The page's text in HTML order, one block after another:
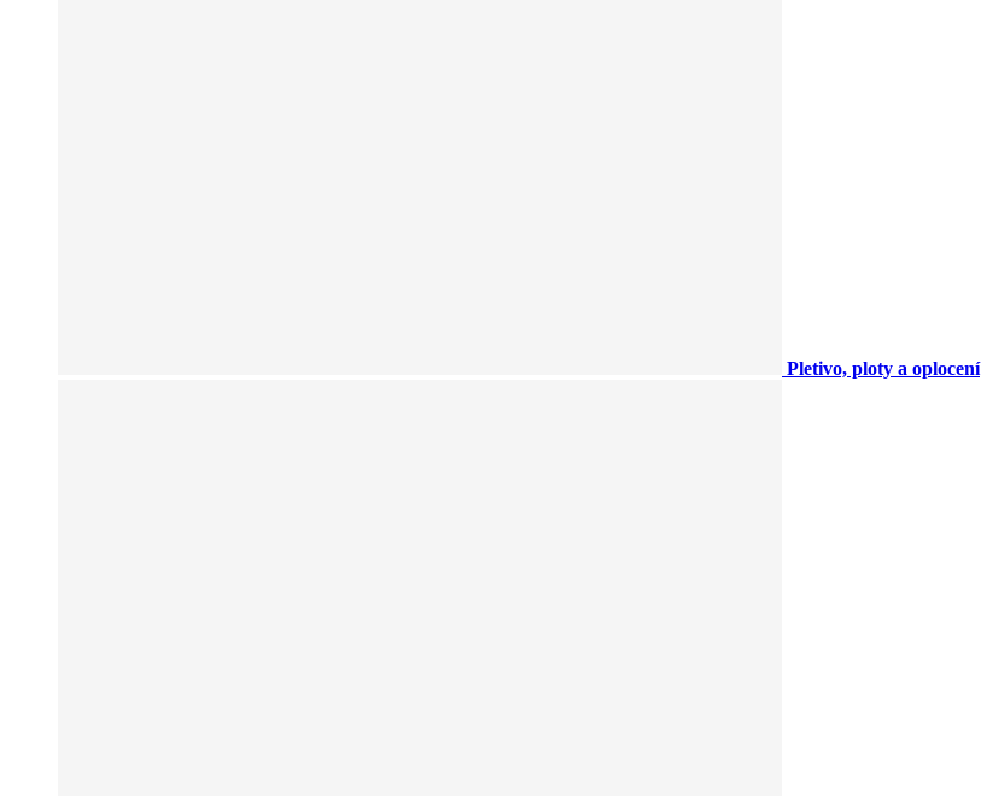
Pletivo, ploty a oplocení